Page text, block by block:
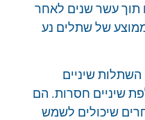
ו-30% נכשלו תוך עשר שנים לאחר
של שתלים נע
שיניים
שיניים חסרות. הם
שיכולים לשמש